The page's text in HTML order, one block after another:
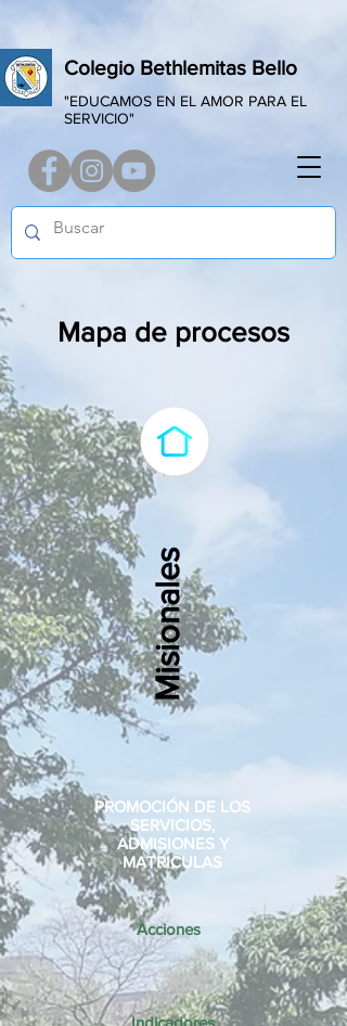
Colegio Bethlemitas Bello
"EDUCAMOS EN EL AMOR PARA EL
SERVICIO"
Mapa de procesos
Misionales
PROMOCIÓN DE LOS
SERVICIOS,
ADMISIONES Y
MATRICULAS
Acciones
Indicadores